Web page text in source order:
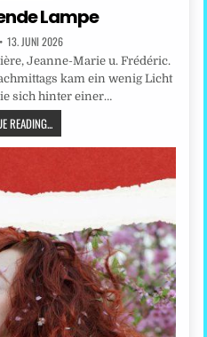
Lampe
13. JUNI 2026
Jeanne-Marie u. Frédéric.
kam ein wenig Licht
sich hinter einer…
READING...